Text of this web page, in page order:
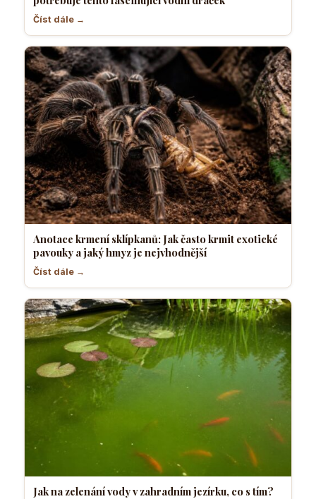
Číst dále →
Anotace krmení sklípkanů: Jak často krmit exotické
pavouky a jaký hmyz je nejvhodnější
Číst dále →
Jak na zelenání vody v zahradním jezírku, co s tím?